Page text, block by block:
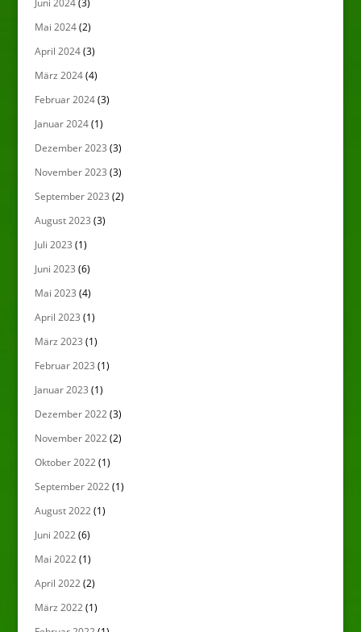
Juni 2024(3)
Mai 2024(2)
April 2024(3)
März 2024(4)
Februar 2024(3)
Januar 2024(1)
Dezember 2023 (3)
November 2023 (3)
September 2023 (2)
August 2023 (3)
Juli 2023 (1)
Juni 2023 (6)
Mai 2023 (4)
April 2023 (1)
März 2023 (1)
Februar 2023 (1)
Januar 2023 (1)
Dezember 2022(3)
November 2022(2)
Oktober 2022(1)
September 2022(1)
August 2022(1)
Juni 2022(6)
Mai 2022(1)
April 2022(2)
März 2022(1)